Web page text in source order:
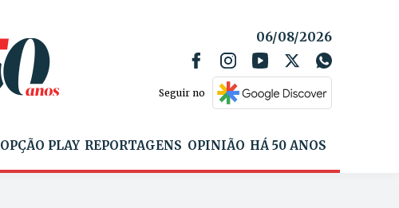
06/08/2026
Seguir no
OPÇÃO PLAY REPORTAGENS OPINIÃO HÁ 50 ANOS